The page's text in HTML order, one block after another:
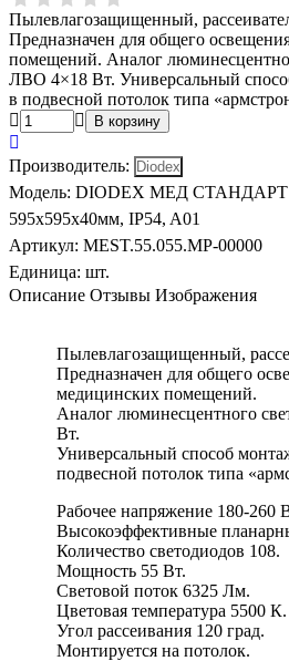
Пылевлагозащищенный,
Предназначен для общего
помещений. Аналог
ЛВО 4×18 Вт. Универсальный
в подвесной потолок типа
Производитель:
Модель: DIODEX МЕД СТАНДАРТ
595x595x40мм, IP54, A01
Артикул: MEST.55.055.MP-00000
Единица: шт.
Описание Отзывы Изображения
Пылевлагозащищенный,
Предназначен для общего
медицинских помещений.
Аналог люминесцентного
Вт.
Универсальный способ
подвесной потолок типа
Рабочее напряжение 180-260
Высокоэффективные
Количество светодиодов 108.
Мощность 55 Вт.
Световой поток 6325 Лм.
Цветовая температура 5500 К.
Угол рассеивания 120 град.
Монтируется на потолок.